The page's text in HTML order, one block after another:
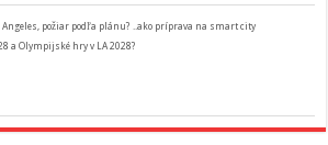
Angeles, požiar podľa plánu? ..ako príprava na smart city
a Olympijské hry v LA 2028?